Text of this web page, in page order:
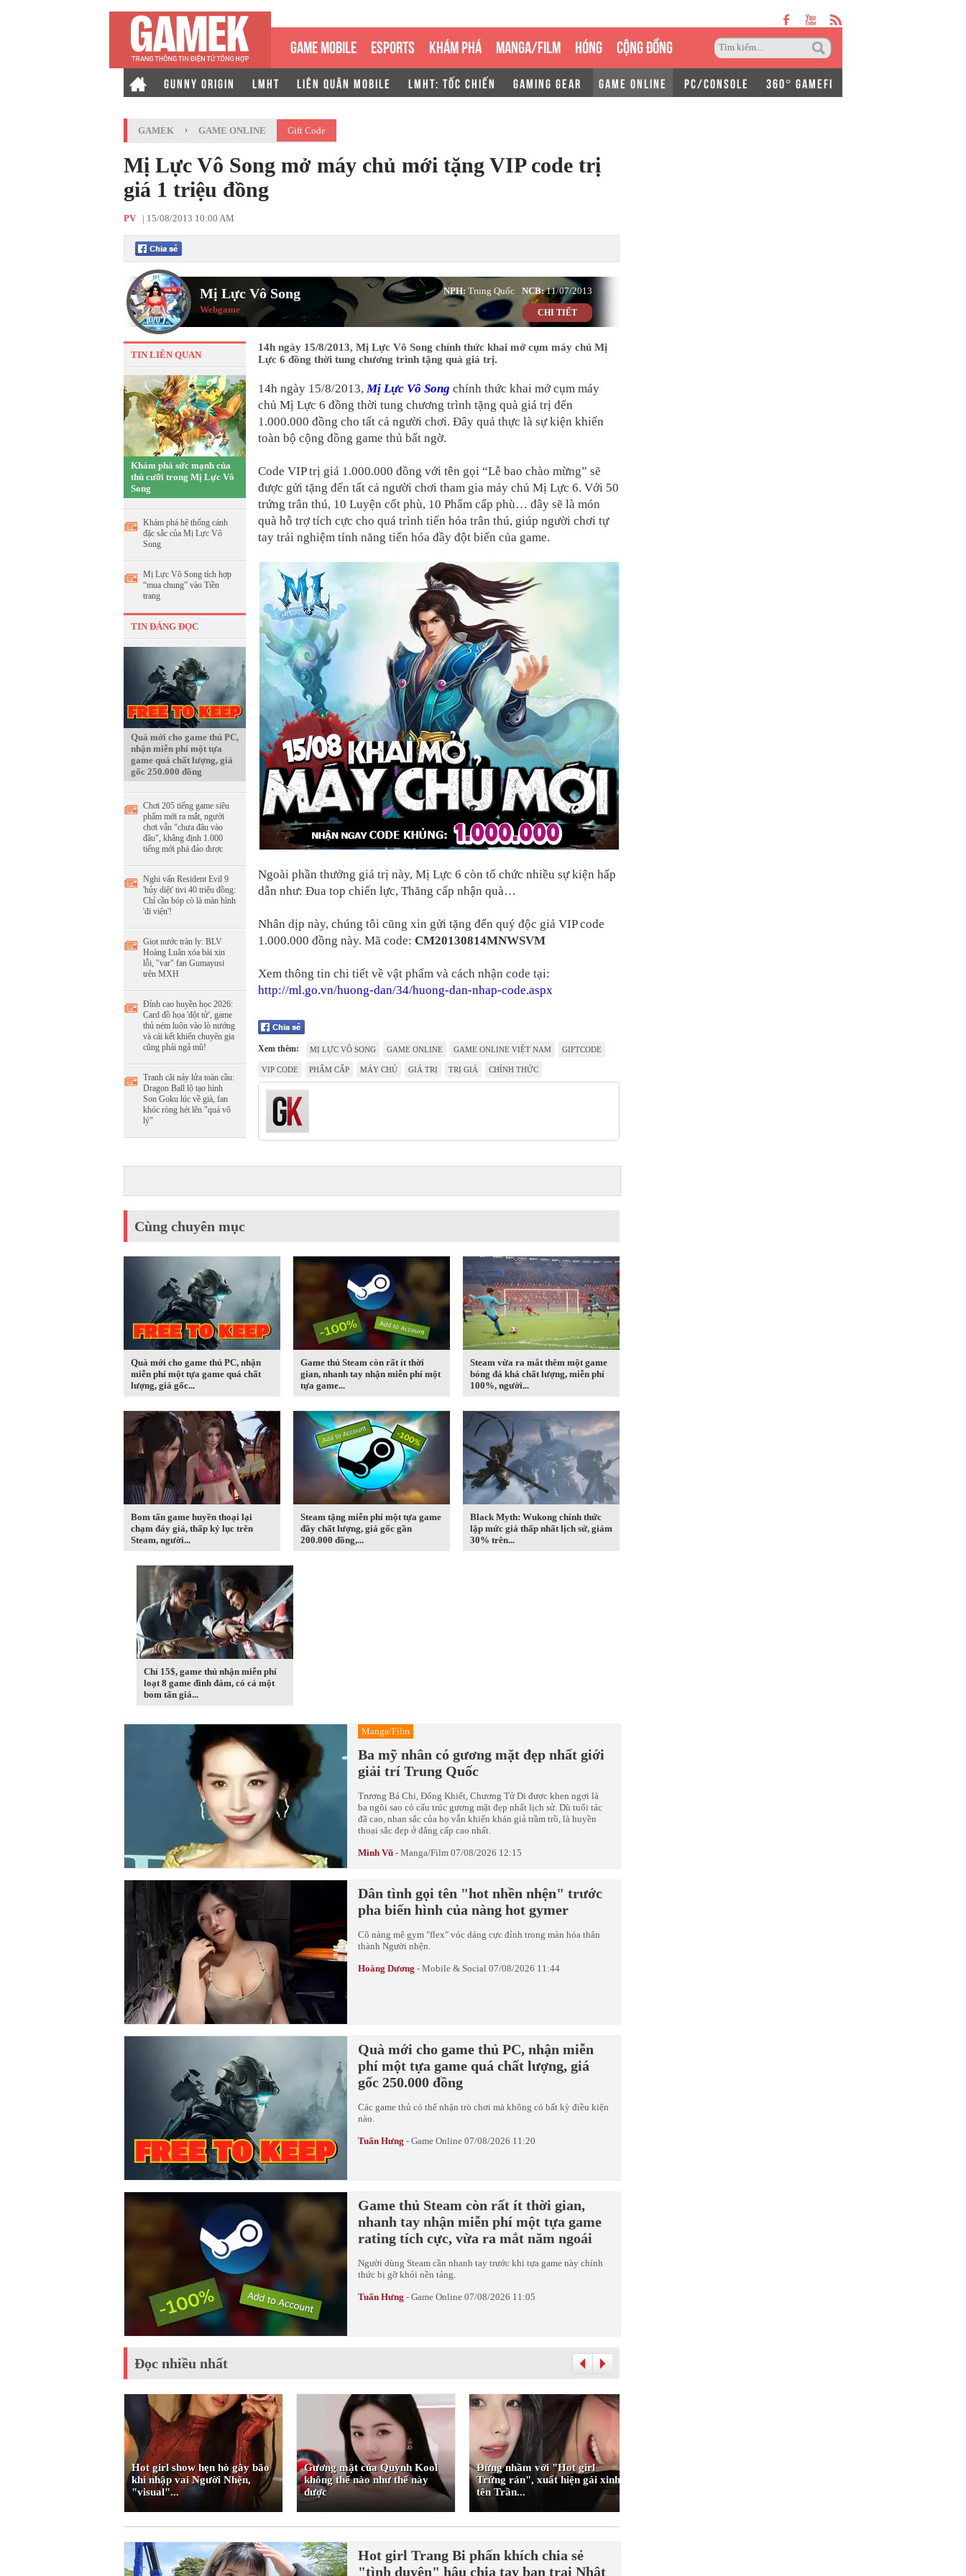
GAME MOBILE ESPORTS KHÁM PHÁ MANGA/FILM HÓNG CỘNG ĐỒNG
GUNNY ORIGIN LMHT LIÊN QUÂN MOBILE LMHT: TỐC CHIẾN GAMING GEAR GAME ONLINE PC/CONSOLE 360° GAMEFI
GAMEK › GAME ONLINE Gift Code
Mị Lực Vô Song mở máy chủ mới tặng VIP code trị
giá 1 triệu đồng
PV | 15/08/2013 10:00 AM
Mị Lực Vô Song
Webgame
11/07/2013
NCB:
Trung Quốc
NPH:
CHI TIẾT
TIN LIÊN QUAN
Khám phá sức mạnh của
thú cưỡi trong Mị Lực Vô
Song
Khám phá hệ thống cánh
đặc sắc của Mị Lực Vô
Song
Mị Lực Vô Song tích hợp
“mua chung” vào Tiền
trang
TIN ĐÁNG ĐỌC
Quà mới cho game thủ PC,
nhận miễn phí một tựa
game quá chất lượng, giá
gốc 250.000 đồng
Chơi 205 tiếng game siêu
phẩm mới ra mắt, người
chơi vẫn "chưa đâu vào
đâu", khẳng định 1.000
tiếng mới phá đảo được
Nghi vấn Resident Evil 9
'hủy diệt' tivi 40 triệu đồng:
Chỉ cần bóp cò là màn hình
'đi viện'!
Giọt nước tràn ly: BLV
Hoàng Luân xóa bài xin
lỗi, "var" fan Gumayusi
trên MXH
Đỉnh cao huyền học 2026:
Card đồ họa 'đột tử', game
thủ ném luôn vào lò nướng
và cái kết khiến chuyên gia
cũng phải ngả mũ!
Tranh cãi nảy lửa toàn cầu:
Dragon Ball lộ tạo hình
Son Goku lúc về già, fan
khóc ròng hét lên "quá vô
lý"
14h ngày 15/8/2013, Mị Lực Vô Song chính thức khai mở cụm máy chủ Mị
Lực 6 đồng thời tung chương trình tặng quà giá trị.
14h ngày 15/8/2013,Mị Lực Vô Song chính thức khai mở cụm máy
chủ Mị Lực 6 đồng thời tung chương trình tặng quà giá trị đến
1.000.000 đồng cho tất cả người chơi. Đây quả thực là sự kiện khiến
toàn bộ cộng đồng game thủ bất ngờ.
Code VIP trị giá 1.000.000 đồng với tên gọi “Lễ bao chào mừng” sẽ
được gửi tặng đến tất cả người chơi tham gia máy chủ Mị Lực 6. Với 50
trứng trân thú, 10 Luyện cốt phù, 10 Phẩm cấp phù… đây sẽ là món
quà hỗ trợ tích cực cho quá trình tiến hóa trân thú, giúp người chơi tự
tay trải nghiệm tính năng tiến hóa đầy đột biến của game.
Ngoài phần thưởng giá trị này, Mị Lực 6 còn tổ chức nhiều sự kiện hấp
dẫn như: Đua top chiến lực, Thăng cấp nhận quà…
Nhân dịp này, chúng tôi cũng xin gửi tặng đến quý độc giả VIP code
1.000.000 đồng này. Mã code: CM20130814MNWSVM
Xem thông tin chi tiết về vật phẩm và cách nhận code tại:
http://ml.go.vn/huong-dan/34/huong-dan-nhap-code.aspx
Xem thêm: MỊ LỰC VÔ SONG GAME ONLINE GAME ONLINE VIỆT NAM GIFTCODE
VIP CODE PHẨM CẤP MÁY CHỦ GIÁ TRỊ TRỊ GIÁ CHÍNH THỨC
Cùng chuyên mục
Quà mới cho game thủ PC, nhận
miễn phí một tựa game quá chất
lượng, giá gốc...
Game thủ Steam còn rất ít thời
gian, nhanh tay nhận miễn phí một
tựa game...
Steam vừa ra mắt thêm một game
bóng đá khá chất lượng, miễn phí
100%, người...
Bom tấn game huyền thoại lại
chạm đáy giá, thấp kỷ lục trên
Steam, người...
Steam tặng miễn phí một tựa game
đầy chất lượng, giá gốc gần
200.000 đồng,...
Black Myth: Wukong chính thức
lập mức giá thấp nhất lịch sử, giảm
30% trên...
Chỉ 15$, game thủ nhận miễn phí
loạt 8 game đình đám, có cả một
bom tấn giá...
Manga/Film
Ba mỹ nhân có gương mặt đẹp nhất giới
giải trí Trung Quốc
Trương Bá Chi, Đổng Khiết, Chương Tử Di được khen ngợi là
ba ngôi sao có cấu trúc gương mặt đẹp nhất lịch sử. Dù tuổi tác
đã cao, nhan sắc của họ vẫn khiến khán giả trầm trồ, là huyền
thoại sắc đẹp ở đẳng cấp cao nhất.
Minh Vũ - Manga/Film 07/08/2026 12:15
Dân tình gọi tên "hot nhền nhện" trước
pha biến hình của nàng hot gymer
Cô nàng mê gym "flex" vóc dáng cực đỉnh trong màn hóa thân
thành Người nhện.
Hoàng Dương - Mobile & Social 07/08/2026 11:44
Quà mới cho game thủ PC, nhận miễn
phí một tựa game quá chất lượng, giá
gốc 250.000 đồng
Các game thủ có thể nhận trò chơi mà không có bất kỳ điều kiện
nào.
Tuấn Hưng - Game Online 07/08/2026 11:20
Game thủ Steam còn rất ít thời gian,
nhanh tay nhận miễn phí một tựa game
rating tích cực, vừa ra mắt năm ngoái
Người dùng Steam cần nhanh tay trước khi tựa game này chính
thức bị gỡ khỏi nền tảng.
Tuấn Hưng - Game Online 07/08/2026 11:05
Đọc nhiều nhất
Hot girl show hẹn hò gây bão
khi nhập vai Người Nhện,
"visual"...
Gương mặt của Quỳnh Kool
không thể nào như thế này
được
Đừng nhầm với "Hot girl
Trứng rán", xuất hiện gái xinh
tên Trần...
Hot girl Trang Bi phấn khích chia sẻ
"tình duyên" hậu chia tay bạn trai Nhật